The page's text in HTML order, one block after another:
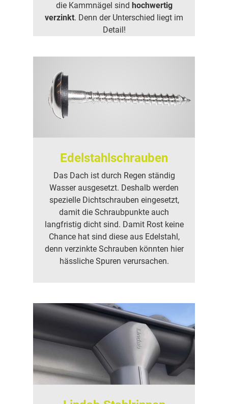
die Kammnägel sind hochwertig
verzinkt. Denn der Unterschied liegt im
Detail!
Edelstahlschrauben
Das Dach ist durch Regen ständig
Wasser ausgesetzt. Deshalb werden
spezielle Dichtschrauben eingesetzt,
damit die Schraubpunkte auch
langfristig dicht sind. Damit Rost keine
Chance hat sind diese aus Edelstahl,
denn verzinkte Schrauben könnten hier
hässliche Spuren verursachen.